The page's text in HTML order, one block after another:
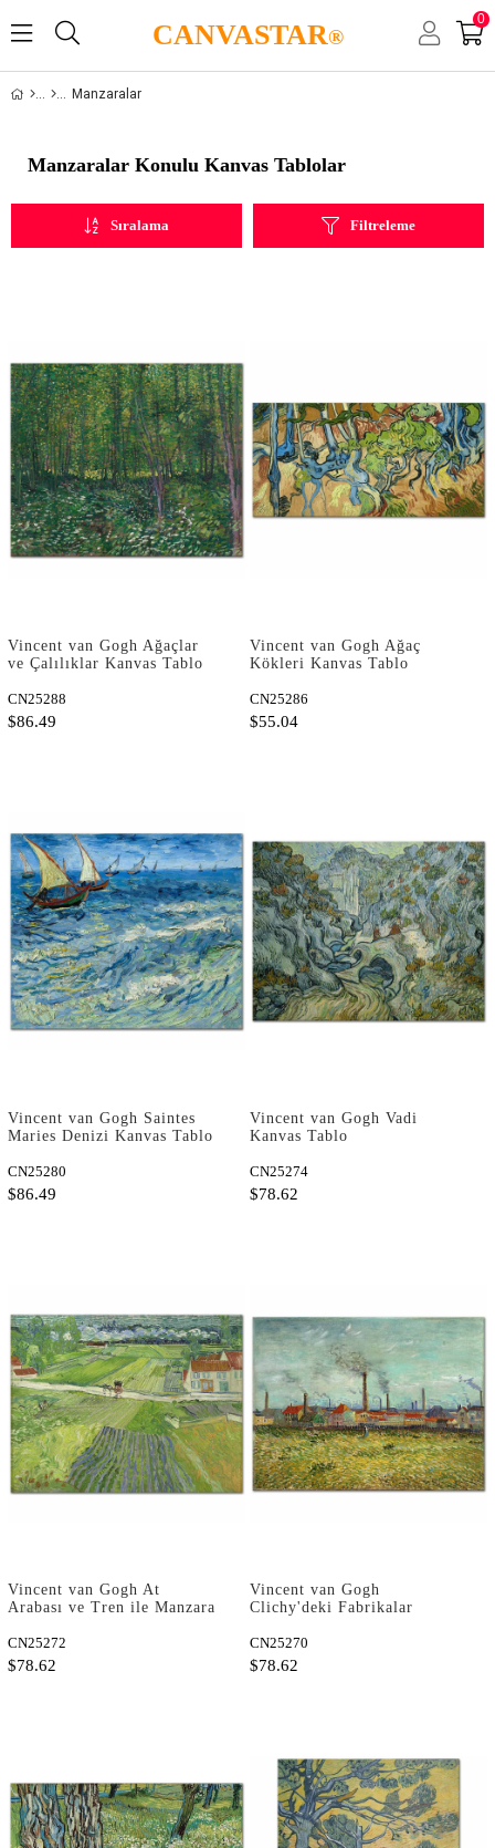
CANVASTAR®
0
Manzaralar
Manzaralar Konulu Kanvas Tablolar
Filtreleme
Sıralama
Vincent van Gogh Ağaçlar
ve Çalılıklar Kanvas Tablo
CN25288
$86.49
Vincent van Gogh Ağaç
Kökleri Kanvas Tablo
CN25286
$55.04
Vincent van Gogh Saintes
Maries Denizi Kanvas Tablo
CN25280
$86.49
Vincent van Gogh Vadi
Kanvas Tablo
CN25274
$78.62
Vincent van Gogh At
Arabası ve Tren ile Manzara
CN25272
$78.62
Vincent van Gogh
Clichy'deki Fabrikalar
CN25270
$78.62